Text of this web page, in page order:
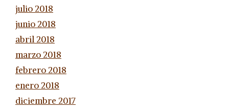
julio 2018
junio 2018
abril 2018
marzo 2018
febrero 2018
enero 2018
diciembre 2017